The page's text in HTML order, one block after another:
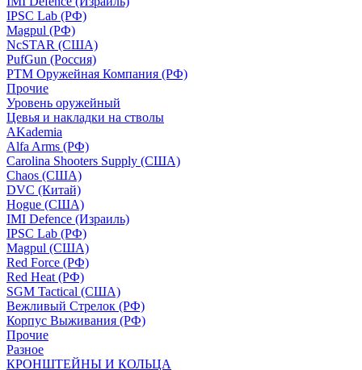
IPSC Lab (РФ)
Magpul (РФ)
NcSTAR (США)
PufGun (Россия)
РТМ Оружейная Компания (РФ)
Прочие
Уровень оружейный
Цевья и накладки на стволы
AKademia
Alfa Arms (РФ)
Carolina Shooters Supply (США)
Chaos (США)
DVC (Китай)
Hogue (США)
IMI Defence (Израиль)
IPSC Lab (РФ)
Magpul (США)
Red Force (РФ)
Red Heat (РФ)
SGM Tactical (США)
Вежливый Стрелок (РФ)
Корпус Выживания (РФ)
Прочие
Разное
КРОНШТЕЙНЫ И КОЛЬЦА